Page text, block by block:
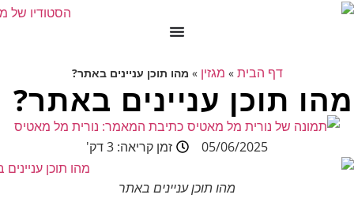
דף הבית » מגזין » מהו תוכן עניינים באתר?
מהו תוכן עניינים באתר?
כתיבת המאמר: נורית מל מאטיס
05/06/2025
זמן קריאה: 3 דק'
מהו תוכן עניינים באתר